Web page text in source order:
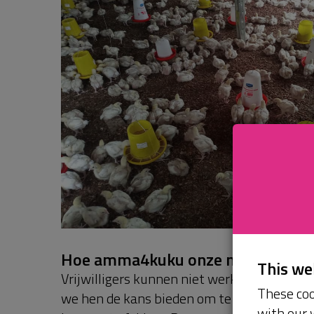
Hoe amma4kuku onze missie
Vrijwilligers kunnen niet werken op een
we hen de kans bieden om te leren hoe op
This
These